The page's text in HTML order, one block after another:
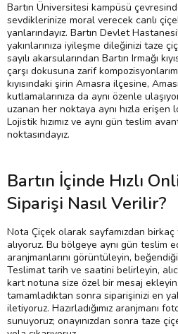
Bartın Üniversitesi kampüsü
sevdiklerinize moral verecek canlı
yanlarındayız. Bartın Devlet
yakınlarınıza iyileşme dileğinizi taze
sayılı akarsularından Bartın Irmağı
çarşı dokusuna zarif
kıyısındaki şirin Amasra ilçesine,
kutlamalarınıza da aynı özenle
uzanan her noktaya aynı hızla erişen
Lojistik hızımız ve aynı gün teslim
noktasındayız.
Bartın İçinde Hızlı
Siparişi Nasıl Verilir?
Nota Çiçek olarak sayfamızdan birkaç
alıyoruz. Bu bölgeye aynı gün teslim
aranjmanlarını görüntüleyin,
Teslimat tarih ve saatini belirleyin,
kart notuna size özel bir mesaj
tamamladıktan sonra siparişinizi en
iletiyoruz. Hazırladığımız aranjmanı
sunuyoruz; onayınızdan sonra taze